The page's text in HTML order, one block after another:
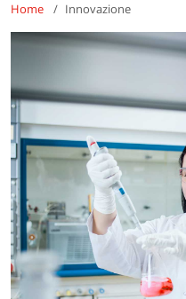
Home Innovazione